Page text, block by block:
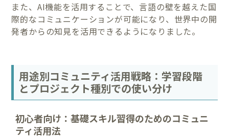
また、AI機能を活用することで、言語の壁を越えた国
際的なコミュニケーションが可能になり、世界中の開
発者からの知見を活用できるようになりました。
用途別コミュニティ活用戦略：学習段階
とプロジェクト種別での使い分け
初心者向け：基礎スキル習得のためのコミュニ
ティ活用法